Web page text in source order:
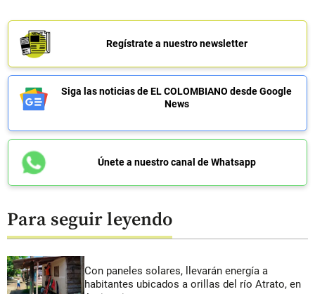
Regístrate a nuestro newsletter
Siga las noticias de EL COLOMBIANO desde Google
News
Únete a nuestro canal de Whatsapp
Para seguir leyendo
Con paneles solares, llevarán energía a
habitantes ubicados a orillas del río Atrato, en